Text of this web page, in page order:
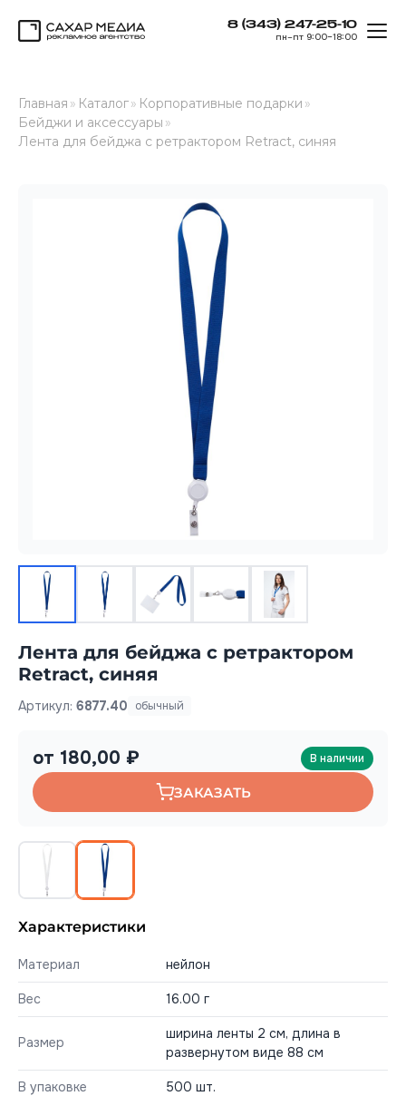
8 (343) 247-25-10
пн–пт 9:00–18:00
Главная » Каталог» Корпоративные подарки »
Бейджи и аксессуары »
Лента для бейджа с ретрактором Retract, синяя
Лента для бейджа с ретрактором
Retract, синяя
Артикул: 6877.40 обычный
от 180,00 ₽ В наличии
ЗАКАЗАТЬ
Характеристики
Материал нейлон
Вес 16.00 г
Размер
ширина ленты 2 см, длина в
развернутом виде 88 см
В упаковке 500 шт.